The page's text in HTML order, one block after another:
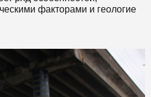
факторами и геологие